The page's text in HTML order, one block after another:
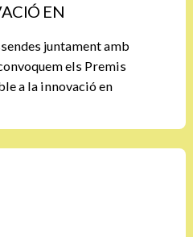
EN
juntament amb
els Premis
a la innovació en